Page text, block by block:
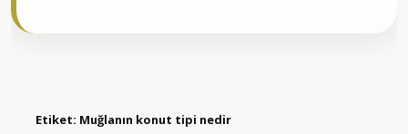
Etiket: Muğlanın konut tipi nedir